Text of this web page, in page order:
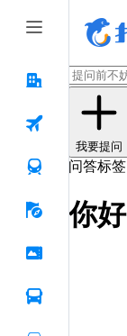
我要提问
问答标签
你好